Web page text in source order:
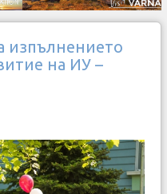
изпълнението
на ИУ –